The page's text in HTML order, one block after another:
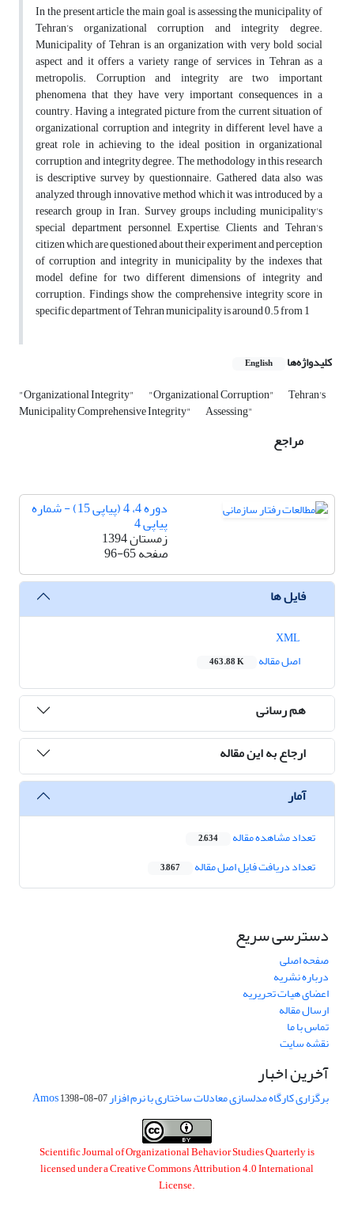
In the present article the main goal is assessing the municipality of
Tehran’s organizational corruption and integrity degree.
Municipality of Tehran is an organization with very bold social
aspect and it offers a variety range of services in Tehran as a
metropolis. Corruption and integrity are two important
phenomena that they have very important consequences in a
country. Having a integrated picture from the current situation of
organizational corruption and integrity in different level have a
great role in achieving to the ideal position in organizational
corruption and integrity degree. The methodology in this research
is descriptive survey by questionnaire. Gathered data also was
analyzed through innovative method which it was introduced by a
research group in Iran. Survey groups including municipality's
special department personnel, Expertise, Clients and Tehran's
citizen which are questioned about their experiment and perception
of corruption and integrity in municipality by the indexes that
model define for two different dimensions of integrity and
corruption. Findings show the comprehensive integrity score in
specific department of Tehran municipality is around 0.5 from 1
کلیدواژه‌ها English
"Organizational Integrity" "Organizational Corruption" Tehran's
Municipality Comprehensive Integrity" Assessing"
مراجع
دوره 4، 4 (پیاپی 15) - شماره
پیاپی 4
زمستان 1394
صفحه96-65
فایل ها
اصل مقاله
463.88 K
هم رسانی
ارجاع به این مقاله
آمار
تعداد مشاهده مقاله 2,634
تعداد دریافت فایل اصل مقاله 3,867
دسترسی سریع
صفحه اصلی
درباره نشریه
اعضای هیات تحریریه
ارسال مقاله
تماس با ما
نقشه سایت
آخرین اخبار
برگزاری کارگاه مدلسازی معادلات ساختاری با نرم افزار Amos1398-08-07
Scientific Journal of Organizational Behavior Studies Quarterly is
licensed under aCreative Commons Attribution 4.0 International
License.